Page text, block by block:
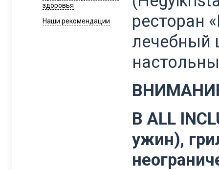
здоровья
Наши рекомендации
ресторан
лечебный
В ALL
ужин),